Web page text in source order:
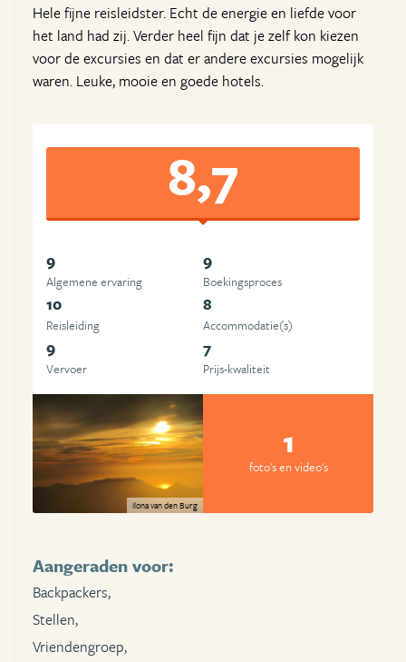
Hele fijne reisleidster. Echt de energie en liefde voor
het land had zij. Verder heel fijn dat je zelf kon kiezen
voor de excursies en dat er andere excursies mogelijk
waren. Leuke, mooie en goede hotels.
8,7
9
Algemene ervaring
9
Boekingsproces
10
Reisleiding
8
Accommodatie(s)
9
Vervoer
7
Prijs-kwaliteit
Ilona van den Burg
1
foto's en video's
Aangeraden voor:
Backpackers,
Stellen,
Vriendengroep,